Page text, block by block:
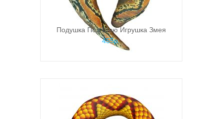
Подушка Под Шею Игрушка Змея
455р.